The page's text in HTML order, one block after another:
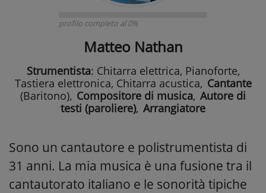
profilo completo al 0%
Matteo Nathan
Strumentista: Chitarra elettrica, Pianoforte,
Tastiera elettronica, Chitarra acustica, Cantante
(Baritono), Compositore di musica, Autore di
testi (paroliere), Arrangiatore
Sono un cantautore e polistrumentista di
31 anni. La mia musica è una fusione tra il
cantautorato italiano e le sonorità tipiche